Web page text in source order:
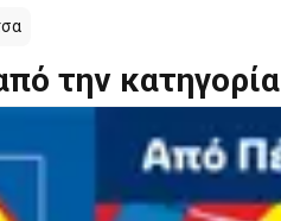
την κατηγορία